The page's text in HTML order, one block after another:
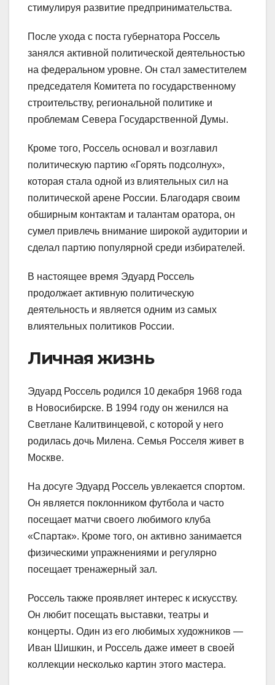
стимулируя развитие предпринимательства.
После ухода с поста губернатора Россель
занялся активной политической деятельностью
на федеральном уровне. Он стал заместителем
председателя Комитета по государственному
строительству, региональной политике и
проблемам Севера Государственной Думы.
Кроме того, Россель основал и возглавил
политическую партию «Горять подсолнух»,
которая стала одной из влиятельных сил на
политической арене России. Благодаря своим
обширным контактам и талантам оратора, он
сумел привлечь внимание широкой аудитории и
сделал партию популярной среди избирателей.
В настоящее время Эдуард Россель
продолжает активную политическую
деятельность и является одним из самых
влиятельных политиков России.
Личная жизнь
Эдуард Россель родился 10 декабря 1968 года
в Новосибирске. В 1994 году он женился на
Светлане Калитвинцевой, с которой у него
родилась дочь Милена. Семья Росселя живет в
Москве.
На досуге Эдуард Россель увлекается спортом.
Он является поклонником футбола и часто
посещает матчи своего любимого клуба
«Спартак». Кроме того, он активно занимается
физическими упражнениями и регулярно
посещает тренажерный зал.
Россель также проявляет интерес к искусству.
Он любит посещать выставки, театры и
концерты. Один из его любимых художников —
Иван Шишкин, и Россель даже имеет в своей
коллекции несколько картин этого мастера.